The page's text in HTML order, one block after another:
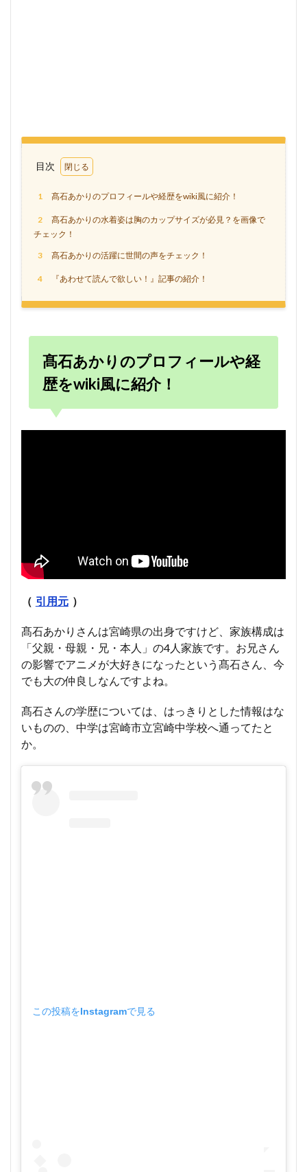
目次
1 髙石あかりのプロフィールや経歴をwiki風に紹介！
2
髙石あかりの水着姿は胸のカップサイズが必見？を画像で
チェック！
3 髙石あかりの活躍に世間の声をチェック！
4 『あわせて読んで欲しい！』記事の紹介！
髙石あかりのプロフィールや経
歴をwiki風に紹介！
（ 引用元 ）
髙石あかりさんは宮崎県の出身ですけど、家族構成は
「父親・母親・兄・本人」の4人家族です。お兄さん
の影響でアニメが大好きになったという髙石さん、今
でも大の仲良しなんですよね。
髙石さんの学歴については、はっきりとした情報はな
いものの、中学は宮崎市立宮崎中学校へ通ってたと
か。
この投稿をInstagramで見る